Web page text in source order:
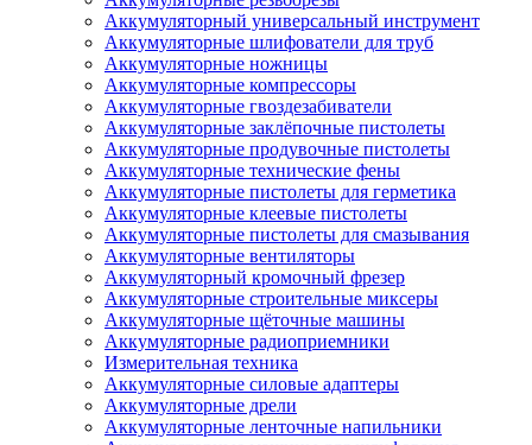
Аккумуляторный универсальный инструмент
Аккумуляторные шлифователи для труб
Аккумуляторные ножницы
Аккумуляторные компрессоры
Аккумуляторные гвоздезабиватели
Аккумуляторные заклёпочные пистолеты
Аккумуляторные продувочные пистолеты
Аккумуляторные технические фены
Аккумуляторные пистолеты для герметика
Аккумуляторные клеевые пистолеты
Аккумуляторные пистолеты для смазывания
Аккумуляторные вентиляторы
Аккумуляторный кромочный фрезер
Аккумуляторные строительные миксеры
Аккумуляторные щёточные машины
Аккумуляторные радиоприемники
Измерительная техника
Аккумуляторные силовые адаптеры
Аккумуляторные дрели
Аккумуляторные ленточные напильники